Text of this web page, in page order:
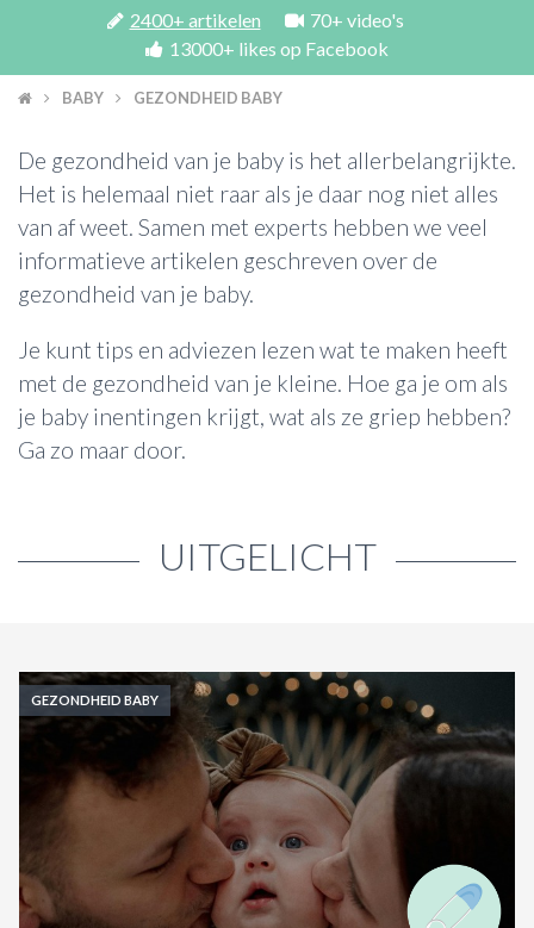
ACTIES & KORTING
2400+ artikelen
70+ video's
13000+ likes op Facebook
BABY GEZONDHEID BABY
De gezondheid van je baby is het allerbelangrijkte.
Het is helemaal niet raar als je daar nog niet alles
van af weet. Samen met experts hebben we veel
informatieve artikelen geschreven over de
gezondheid van je baby.
Je kunt tips en adviezen lezen wat te maken heeft
met de gezondheid van je kleine. Hoe ga je om als
je baby inentingen krijgt, wat als ze griep hebben?
Ga zo maar door.
UITGELICHT
GEZONDHEID BABY